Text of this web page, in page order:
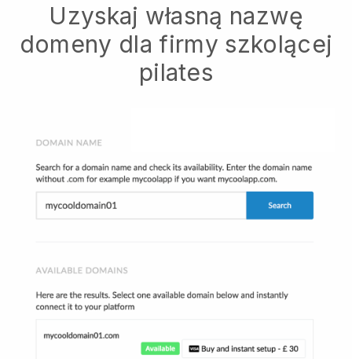
Uzyskaj własną nazwę
domeny dla firmy szkolącej
pilates